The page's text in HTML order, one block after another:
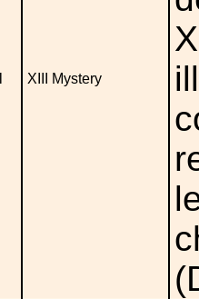
XIII Mystery